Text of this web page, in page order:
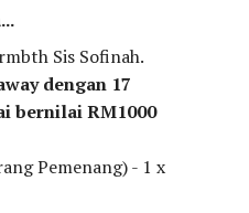
Sis Sofinah.
dengan 17
bernilai RM1000
Pemenang) - 1 x